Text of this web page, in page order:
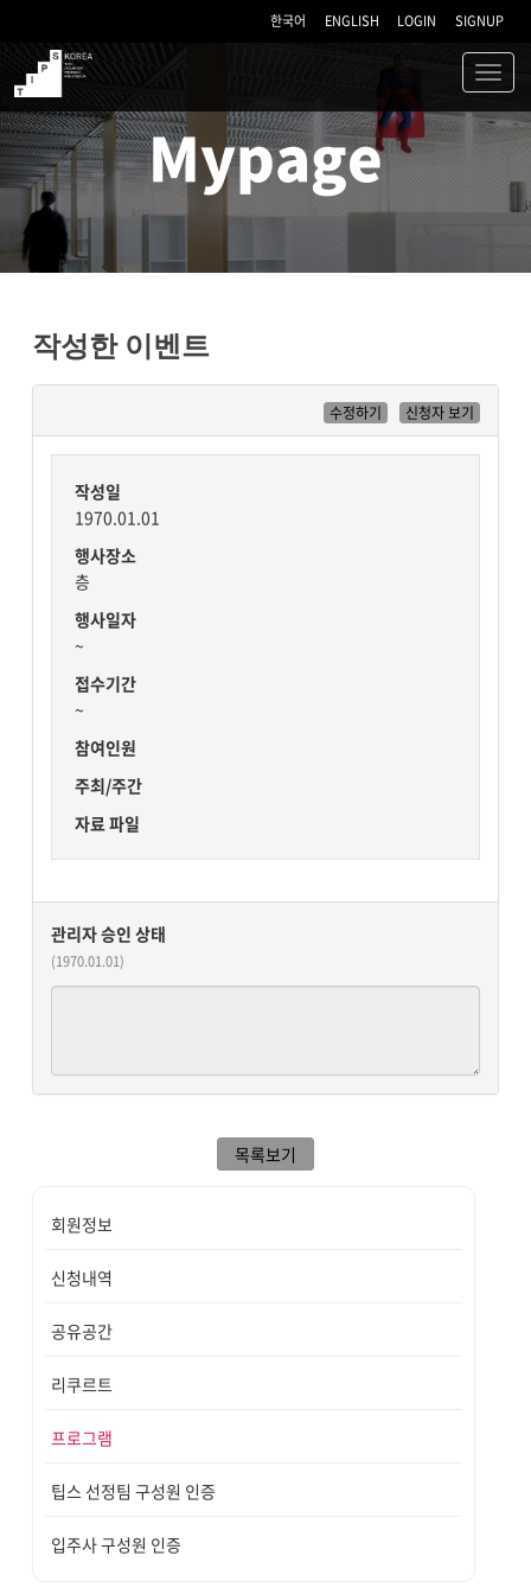
한국어 ENGLISH LOGIN SIGNUP
TIPS
Mypage
작성한 이벤트
수정하기 신청자 보기
작성일
1970.01.01
행사장소
층
행사일자
~
접수기간
~
참여인원
주최/주간
자료 파일
관리자 승인 상태
(1970.01.01)
목록보기
회원정보
신청내역
공유공간
리쿠르트
프로그램
팁스 선정팀 구성원 인증
입주사 구성원 인증